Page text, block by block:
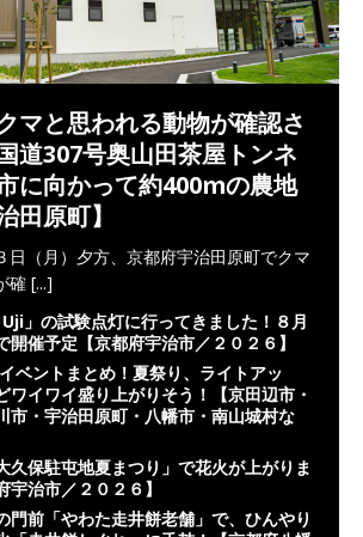
マと思われる動物が確認さ
道307号奥山田茶屋トンネ
に向かって約400mの農地
田原町】
日（月）夕方、京都府宇治田原町でクマ
確 [...]
Uji」の試験点灯に行ってきました！８月
開催予定【京都府宇治市／２０２６】
ベントまとめ！夏祭り、ライトアッ
ワイワイ盛り上がりそう！【京田辺市・
市・宇治田原町・八幡市・南山城村な
久保駐屯地夏まつり」で花火が上がりま
宇治市／２０２６】
門前「やわた走井餅老舗」で、ひんやり